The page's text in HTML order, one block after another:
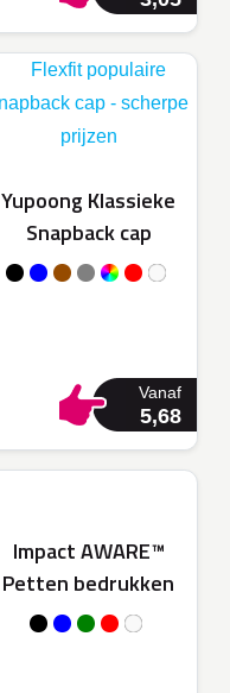
Yupoong Klassieke
Snapback cap
Vanaf
5,68
Impact AWARE™
Petten bedrukken